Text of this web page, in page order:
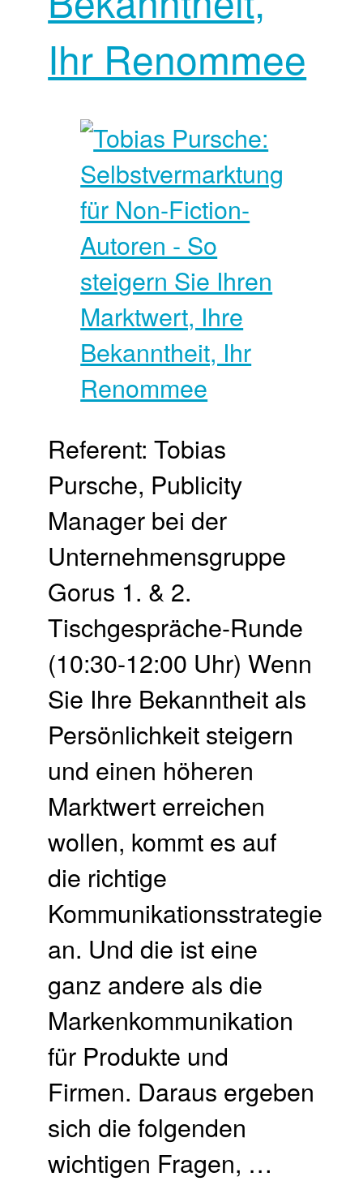
Ihr Renommee
Referent: Tobias
Pursche, Publicity
Manager bei der
Unternehmensgruppe
Gorus 1. & 2.
Tischgespräche-Runde
(10:30-12:00 Uhr) Wenn
Sie Ihre Bekanntheit als
Persönlichkeit steigern
und einen höheren
Marktwert erreichen
wollen, kommt es auf
die richtige
Kommunikationsstrategie
an. Und die ist eine
ganz andere als die
Markenkommunikation
für Produkte und
Firmen. Daraus ergeben
sich die folgenden
wichtigen Fragen, …